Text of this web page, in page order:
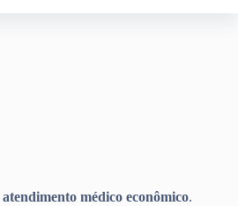
atendimento médico econômico.